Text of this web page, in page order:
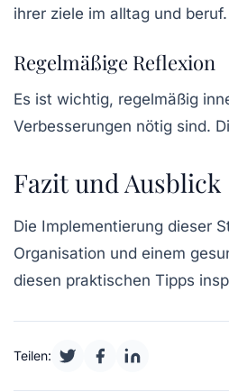
Regelmäßige Reflexion
Es ist wichtig, regelmäßig
Verbesserungen nötig sind.
Fazit und Ausblick
Die Implementierung dieser
Organisation und einem
diesen praktischen Tipps
Teilen: